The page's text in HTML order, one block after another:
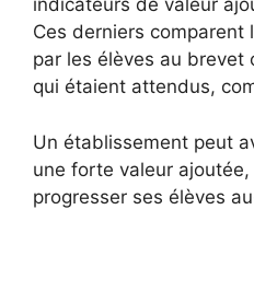
indicateurs de valeur
Ces derniers comparent
par les élèves au brevet
qui étaient attendus,
Un établissement peut
une forte valeur ajoutée,
progresser ses élèves